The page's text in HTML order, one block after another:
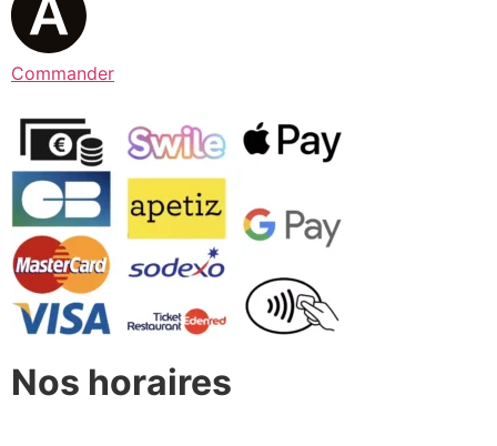
Commander
Nos horaires